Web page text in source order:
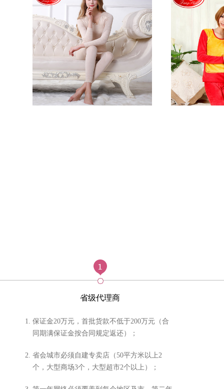
省级代理商
1. 保证金20万元，首批货款不低于200万元（合
同期满保证金按合同规定返还）；
2. 省会城市必须自建专卖店（50平方米以上2
个，大型商场3个，大型超市2个以上）；